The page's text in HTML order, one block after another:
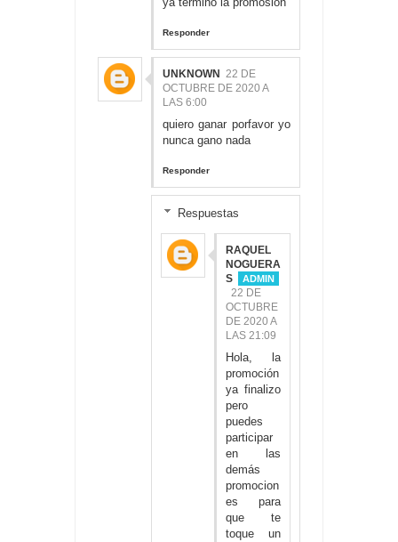
Responder
UNKNOWN 22 DE
OCTUBRE DE 2020 A
LAS 6:00
quiero ganar porfavor yo
nunca gano nada
Responder
Respuestas
RAQUEL
NOGUERA
S
22 DE
OCTUBRE
DE 2020 A
LAS 21:09
Hola, la
promoción
ya finalizo
pero
puedes
participar
en las
demás
promocion
es para
que te
toque un